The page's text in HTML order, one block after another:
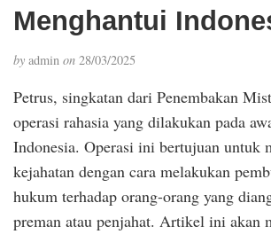
Menghantui
by admin on 28/03/2025
Petrus, singkatan dari Penembakan
operasi rahasia yang dilakukan pada
Indonesia. Operasi ini bertujuan untuk
kejahatan dengan cara melakukan
hukum terhadap orang-orang yang
preman atau penjahat. Artikel ini akan